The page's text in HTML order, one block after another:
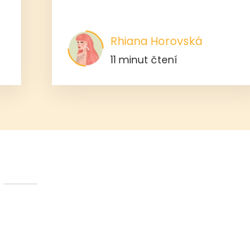
Rhiana Horovská
11 minut čtení